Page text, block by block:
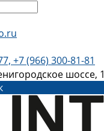
+7 (966) 300-81-81
шоссе,